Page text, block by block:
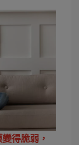
得脆弱，